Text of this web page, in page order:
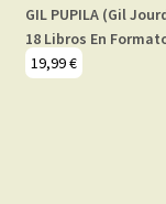
GIL PUPILA (Gil
18 Libros En
19,99€